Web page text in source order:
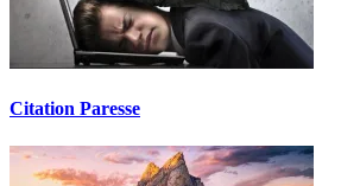
Citation Paresse